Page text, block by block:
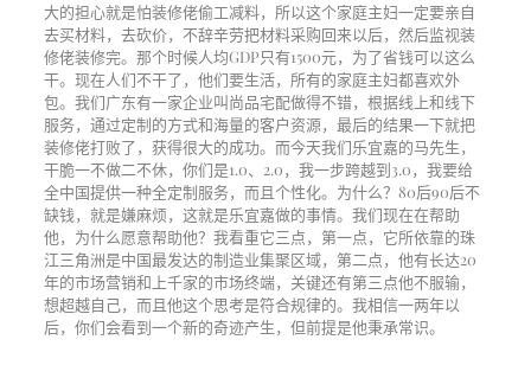
大的担心就是怕装修佬偷工减料，所以这个家庭主妇一定要亲自
去买材料，去砍价，不辞辛劳把材料采购回来以后，然后监视装
修佬装修完。那个时候人均GDP只有1500元，为了省钱可以这么
干。现在人们不干了，他们要生活，所有的家庭主妇都喜欢外
包。我们广东有一家企业叫尚品宅配做得不错，根据线上和线下
服务，通过定制的方式和海量的客户资源，最后的结果一下就把
装修佬打败了，获得很大的成功。而今天我们乐宜嘉的马先生，
干脆一不做二不休，你们是1.0、 2.0，我一步跨越到3.0，我要给
全中国提供一种全定制服务，而且个性化。为什么？ 80后90后不
缺钱，就是嫌麻烦，这就是乐宜嘉做的事情。我们现在在帮助
他，为什么愿意帮助他？我看重它三点，第一点，它所依靠的珠
江三角洲是中国最发达的制造业集聚区域，第二点，他有长达20
年的市场营销和上千家的市场终端，关键还有第三点他不服输，
想超越自己，而且他这个思考是符合规律的。我相信一两年以
后，你们会看到一个新的奇迹产生，但前提是他秉承常识。